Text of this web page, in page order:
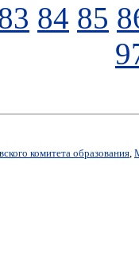
84 85
комитета образования,